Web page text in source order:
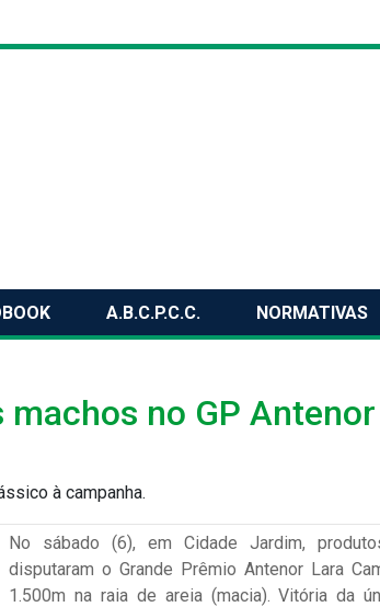
A.B.C.P.C.C. NORMATIVAS
no GP
à campanha.
No sábado (6), em Cidade Jardim,
disputaram o Grande Prêmio Antenor Lara
1.500m na raia de areia (macia). Vitória da